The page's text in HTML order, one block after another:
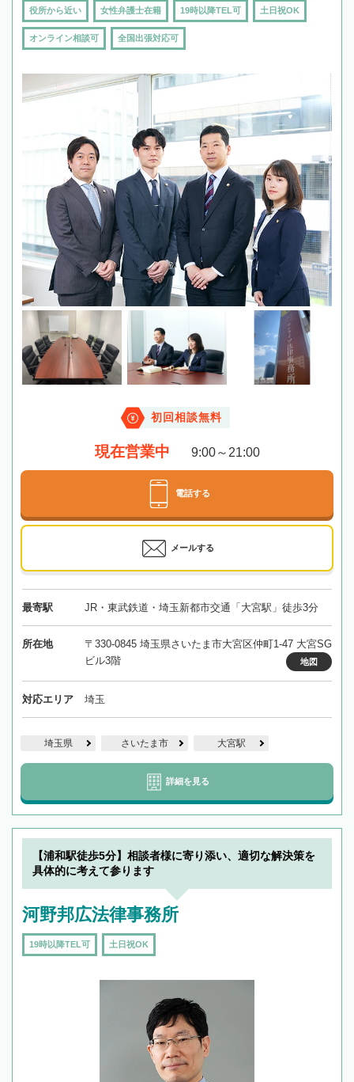
役所から近い 女性弁護士在籍 19時以降TEL可 土日祝OK
オンライン相談可 全国出張対応可
初回相談無料
現在営業中 9:00～21:00
電話する
メールする
最寄駅 JR・東武鉄道・埼玉新都市交通「大宮駅」徒歩3分
所在地
〒330-0845 埼玉県さいたま市大宮区仲町1-47 大宮SG
ビル3階
地図
対応エリア 埼玉
埼玉県 さいたま市 大宮駅
詳細を見る
【浦和駅徒歩5分】相談者様に寄り添い、適切な解決策を
具体的に考えて参ります
河野邦広法律事務所
19時以降TEL可 土日祝OK